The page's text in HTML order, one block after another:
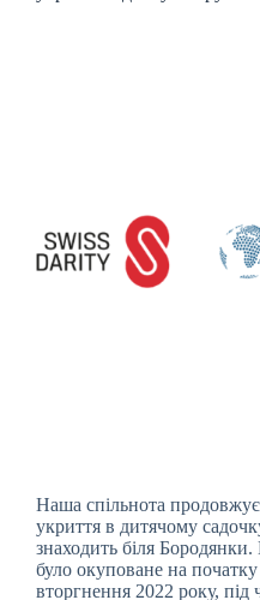
Наша спільнота
укриття в дитячому
знаходить біля
було окуповане на початку
вторгнення 2022 року, під